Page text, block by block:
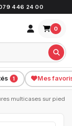
446 24 00
0
1 Mes
multicases sur pied